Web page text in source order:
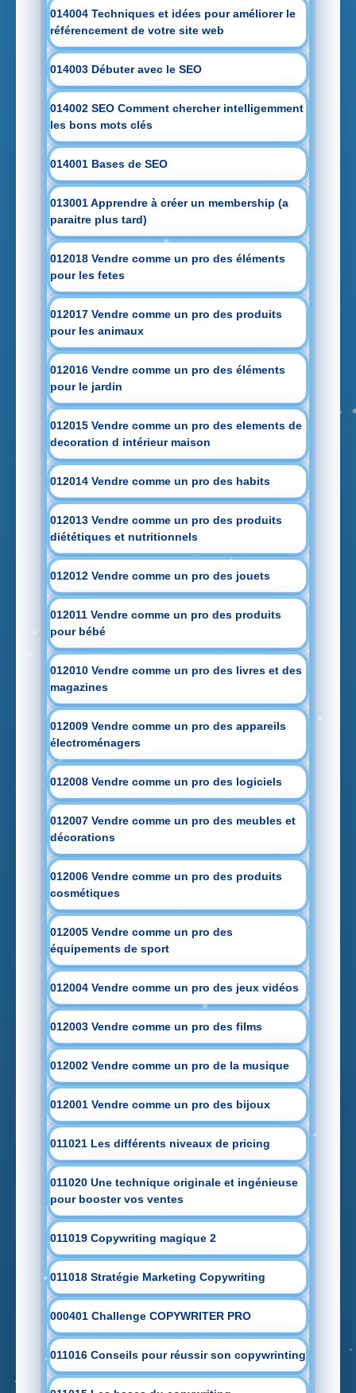
014004 Techniques et idées pour améliorer le
référencement de votre site web
014003 Débuter avec le SEO
014002 SEO Comment chercher intelligemment
les bons mots clés
014001 Bases de SEO
013001 Apprendre à créer un membership (a
paraitre plus tard)
012018 Vendre comme un pro des éléments
pour les fetes
012017 Vendre comme un pro des produits
pour les animaux
012016 Vendre comme un pro des éléments
pour le jardin
012015 Vendre comme un pro des elements de
decoration d intérieur maison
012014 Vendre comme un pro des habits
012013 Vendre comme un pro des produits
diététiques et nutritionnels
012012 Vendre comme un pro des jouets
012011 Vendre comme un pro des produits
pour bébé
012010 Vendre comme un pro des livres et des
magazines
012009 Vendre comme un pro des appareils
électroménagers
012008 Vendre comme un pro des logiciels
012007 Vendre comme un pro des meubles et
décorations
012006 Vendre comme un pro des produits
cosmétiques
012005 Vendre comme un pro des
équipements de sport
012004 Vendre comme un pro des jeux vidéos
012003 Vendre comme un pro des films
012002 Vendre comme un pro de la musique
012001 Vendre comme un pro des bijoux
011021 Les différents niveaux de pricing
011020 Une technique originale et ingénieuse
pour booster vos ventes
011019 Copywriting magique 2
011018 Stratégie Marketing Copywriting
000401 Challenge COPYWRITER PRO
011016 Conseils pour réussir son copywrinting